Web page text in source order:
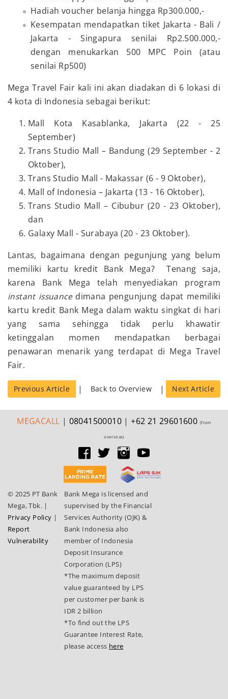
Hadiah voucher belanja hingga Rp300.000,-
Kesempatan mendapatkan tiket Jakarta - Bali /
Jakarta - Singapura senilai Rp2.500.000,-
dengan menukarkan 500 MPC Poin (atau
senilai Rp500)
Mega Travel Fair kali ini akan diadakan di 6 lokasi di
4 kota di Indonesia sebagai berikut:
Mall Kota Kasablanka, Jakarta (22 - 25
September)
Trans Studio Mall – Bandung (29 September - 2
Oktober),
Trans Studio Mall - Makassar (6 - 9 Oktober),
Mall of Indonesia – Jakarta (13 - 16 Oktober),
Trans Studio Mall – Cibubur (20 - 23 Oktober),
dan
Galaxy Mall - Surabaya (20 - 23 Oktober).
Lantas, bagaimana dengan pegunjung yang belum
memiliki kartu kredit Bank Mega? Tenang saja,
karena Bank Mega telah menyediakan program
instant issuancedimana pengunjung dapat memiliki
kartu kredit Bank Mega dalam waktu singkat di hari
yang sama sehingga tidak perlu khawatir
ketinggalan momen mendapatkan berbagai
penawaran menarik yang terdapat di Mega Travel
Fair.
Previous Article | Back to Overview | Next Article
MEGACALL | 08041500010 |+62 21 29601600 (from
overseas)
© 2025 PT Bank
Mega, Tbk. |
Privacy Policy |
Report
Vulnerability
Bank Mega is licensed and
supervised by the Financial
Services Authority (OJK) &
Bank Indonesia also
member of Indonesia
Deposit Insurance
Corporation (LPS)
*The maximum deposit
value guaranteed by LPS
per customer per bank is
IDR 2 billion
*To find out the LPS
Guarantee Interest Rate,
please access here